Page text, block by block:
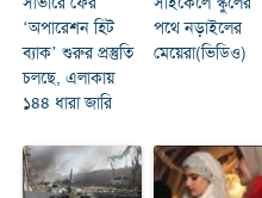
‘অপারেশন হিট
ব্যাক’ শুরুর প্রস্তুতি
চলছে, এলাকায়
১৪৪ ধারা জারি
পথে নড়াইলের
মেয়েরা(ভিডিও)